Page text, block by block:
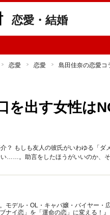
恋愛・結婚
恋愛 恋愛 島田佳奈の恋愛コ
を出す女性は
？ もしも友人の彼氏がいわゆる「ダ
……。助言をしたほうがいいのか、
モデル・OL・キャバ嬢・バイヤー・
ナイ恋」を「運命の恋」に変える！